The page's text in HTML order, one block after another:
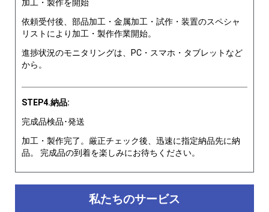
加工・製作を開始
依頼受付後、部品加工・金属加工・試作・装置のスペシャ
リストにより加工・製作作業開始。
進捗状況のモニタリングは、PC・スマホ・タブレットなど
から。
STEP4.納品:
完成品検品･発送
加工・製作完了。厳正チェック後、迅速に指定納品先に納
品。 完成品の到着を楽しみにお待ちください。
私たちのサービス